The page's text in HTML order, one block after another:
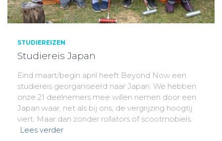
STUDIEREIZEN
Studiereis Japan
Eind maart/begin april heeft Beyond Now een
studiereis georganiseerd naar Japan. We hebben
onze 21 deelnemers mee willen nemen door een
Japan waar, net als bij ons, de vergrijzing hoogtij
viert. Maar dan zonder rollators of scootmobiels.
Lees verder